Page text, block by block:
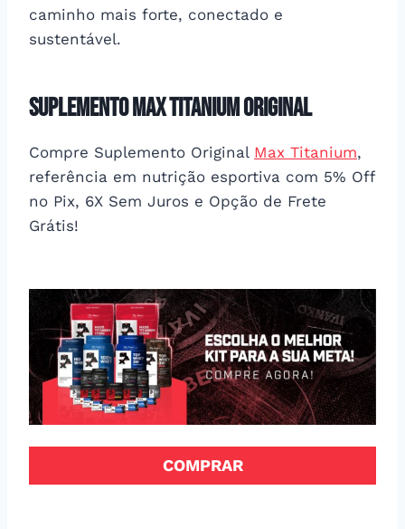
caminho mais forte, conectado e
sustentável.
Suplemento Max Titanium Original
Compre Suplemento Original Max Titanium,
referência em nutrição esportiva com 5% Off
no Pix, 6X Sem Juros e Opção de Frete
Grátis!
COMPRAR